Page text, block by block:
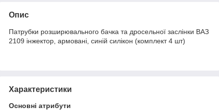
Опис
Патрубки розширювального бачка та дросельної заслінки ВАЗ
2109 інжектор, армовані, синій силікон (комплект 4 шт)
Характеристики
Основні атрибути